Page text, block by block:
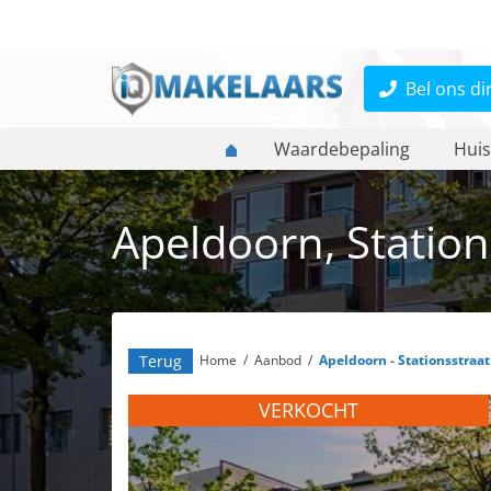
Bel ons
Waardebepaling
Home / Aanbod / Apeldoorn - Stationsstraat
Apeldoorn,
Terug
VERKOCHT